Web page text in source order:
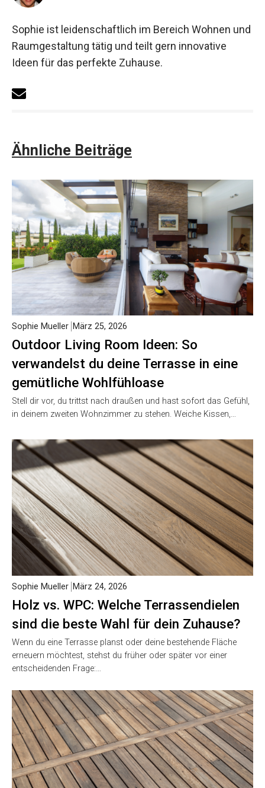
Sophie ist leidenschaftlich im Bereich Wohnen und
Raumgestaltung tätig und teilt gern innovative
Ideen für das perfekte Zuhause.
Ähnliche Beiträge
Outdoor Living Room Ideen: So
verwandelst du deine Terrasse in eine
gemütliche Wohlfühloase
Sophie Mueller März 25, 2026
Stell dir vor, du trittst nach draußen und hast sofort das Gefühl,
in deinem zweiten Wohnzimmer zu stehen. Weiche Kissen,…
Holz vs. WPC: Welche Terrassendielen
sind die beste Wahl für dein Zuhause?
Sophie Mueller März 24, 2026
Wenn du eine Terrasse planst oder deine bestehende Fläche
erneuern möchtest, stehst du früher oder später vor einer
entscheidenden Frage:…